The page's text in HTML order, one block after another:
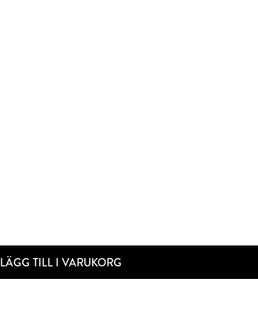
LÄGG TILL I VARUKORG